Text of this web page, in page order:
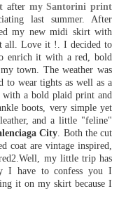
after my Santorini print
last summer. After
my new midi skirt with
all. Love it !. I decided to
enrich it with a red, bold
town. The weather was
to wear tights as well as a
a bold plaid print and
boots, very simple yet
and a little "feline"
City. Both the cut
coat are vintage inspired,
my little trip has
I have to confess you I
it on my skirt because I